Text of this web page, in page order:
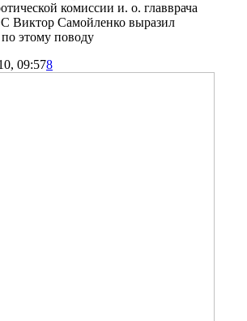
комиссии и. о. главврача
Виктор Самойленко выразил
этому поводу
09:578